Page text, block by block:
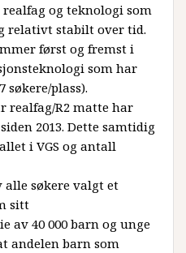
og teknologi som
relativt stabilt over tid.
først og fremst i
som har
søkere/plass).
realfag/R2 matte har
2013. Dette samtidig
i VGS og antall
alle søkere valgt et
sitt​
av 40 000 barn og unge
andelen barn som